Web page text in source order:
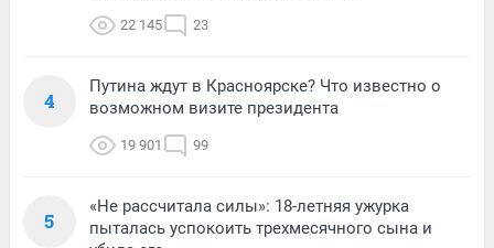
22 145 23
4
Путина ждут в Красноярске? Что известно о
возможном визите президента
19 901 99
5
«Не рассчитала силы»: 18-летняя ужурка
пыталась успокоить трехмесячного сына и